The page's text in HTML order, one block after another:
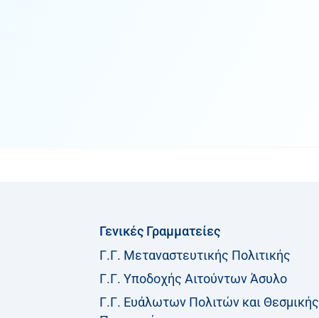
Γενικές Γραμματείες
Γ.Γ. Μεταναστευτικής Πολιτικής
Γ.Γ. Υποδοχής Αιτούντων Άσυλο
Γ.Γ. Ευάλωτων Πολιτών και Θεσμικής